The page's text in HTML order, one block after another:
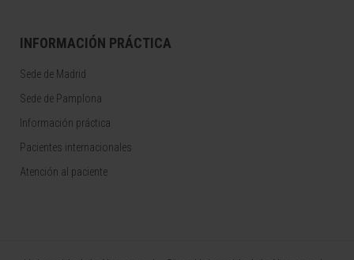
INFORMACIÓN PRÁCTICA
Sede de Madrid
Sede de Pamplona
Información práctica
Pacientes internacionales
Atención al paciente